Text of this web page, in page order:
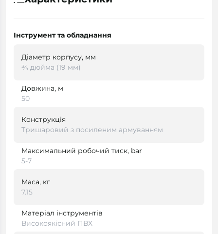
Інструмент та обладнання
Діаметр корпусу, мм
¾ дюйма (19 мм)
Довжина, м
50
Конструкція
Тришаровий з посиленим армуванням
Максимальний робочий тиск, bar
5-7
Маса, кг
7.15
Матеріал інструментів
Високоякісний ПВХ